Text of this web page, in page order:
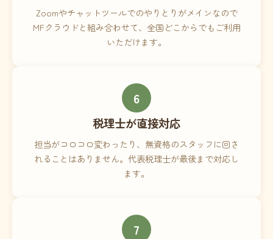
Zoomやチャットツールでのやりとりがメインなので
MFクラウドと組み合わせて、全国どこからでもご利用
いただけます。
6
税理士が直接対応
担当がコロコロ変わったり、無資格のスタッフに回さ
れることはありません。代表税理士が最後まで対応し
ます。
7